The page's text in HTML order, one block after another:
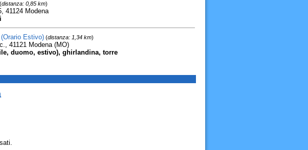
(distanza: 0,85 km)
41124 Modena
Estivo)(distanza: 1,34 km)
41121 Modena (MO)
duomo, estivo), ghirlandina, torre